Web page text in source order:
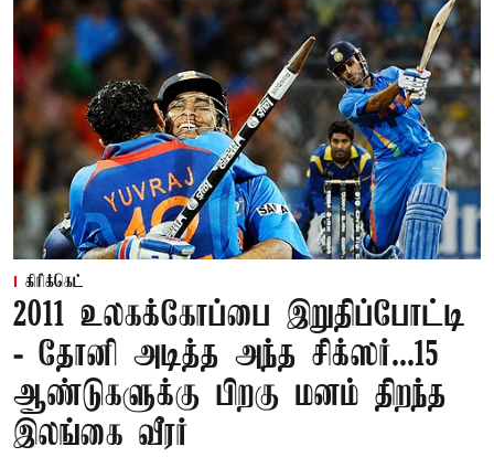
கிரிக்கெட்
2011 உலகக்கோப்பை இறுதிப்போட்டி
- தோனி அடித்த அந்த சிக்ஸர்...15
ஆண்டுகளுக்கு பிறகு மனம் திறந்த
இலங்கை வீரர்